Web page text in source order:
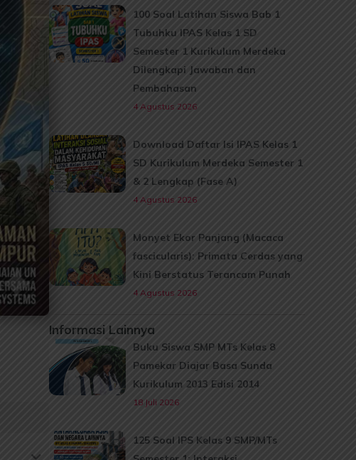
100 Soal Latihan Siswa Bab 1
Tubuhku IPAS Kelas 1 SD
Semester 1 Kurikulum Merdeka
Dilengkapi Jawaban dan
Pembahasan
4 Agustus 2026
Download Daftar Isi IPAS Kelas 1
SD Kurikulum Merdeka Semester 1
& 2 Lengkap (Fase A)
4 Agustus 2026
Monyet Ekor Panjang (Macaca
fascicularis): Primata Cerdas yang
Kini Berstatus Terancam Punah
4 Agustus 2026
Informasi Lainnya
Buku Siswa SMP MTs Kelas 8
Pamekar Diajar Basa Sunda
Kurikulum 2013 Edisi 2014
18 Juli 2026
125 Soal IPS Kelas 9 SMP/MTs